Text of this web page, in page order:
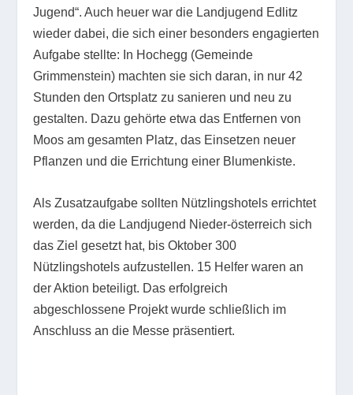
Jugend“. Auch heuer war die Landjugend Edlitz
wieder dabei, die sich einer besonders engagierten
Aufgabe stellte: In Hochegg (Gemeinde
Grimmenstein) machten sie sich daran, in nur 42
Stunden den Ortsplatz zu sanieren und neu zu
gestalten. Dazu gehörte etwa das Entfernen von
Moos am gesamten Platz, das Einsetzen neuer
Pflanzen und die Errichtung einer Blumenkiste.
Als Zusatzaufgabe sollten Nützlingshotels errichtet
werden, da die Landjugend Nieder-österreich sich
das Ziel gesetzt hat, bis Oktober 300
Nützlingshotels aufzustellen. 15 Helfer waren an
der Aktion beteiligt. Das erfolgreich
abgeschlossene Projekt wurde schließlich im
Anschluss an die Messe präsentiert.